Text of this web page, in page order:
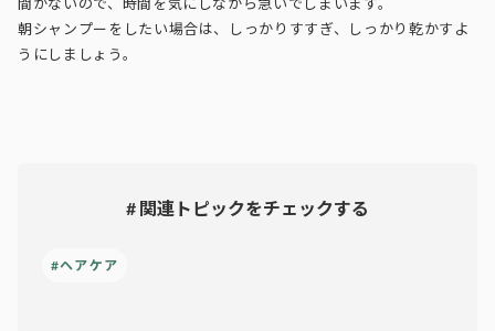
朝シャンプーをしたい場合は、しっかりすすぎ、しっかり乾かすよ
うにしましょう。
# 関連トピックをチェックする
#ヘアケア